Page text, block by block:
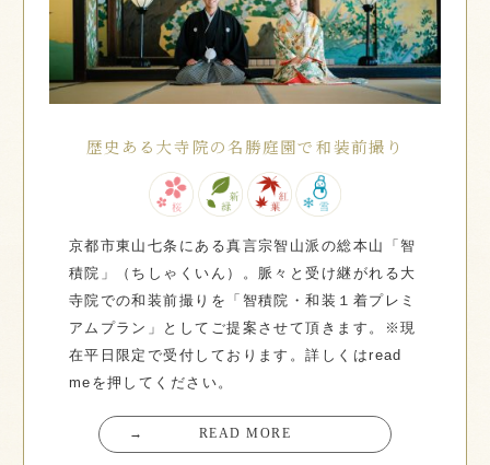
歴史ある大寺院の名勝庭園で和装前撮り
京都市東山七条にある真言宗智山派の総本山「智
積院」（ちしゃくいん）。脈々と受け継がれる大
寺院での和装前撮りを「智積院・和装１着プレミ
アムプラン」としてご提案させて頂きます。※現
在平日限定で受付しております。詳しくはread
meを押してください。
→ READ MORE